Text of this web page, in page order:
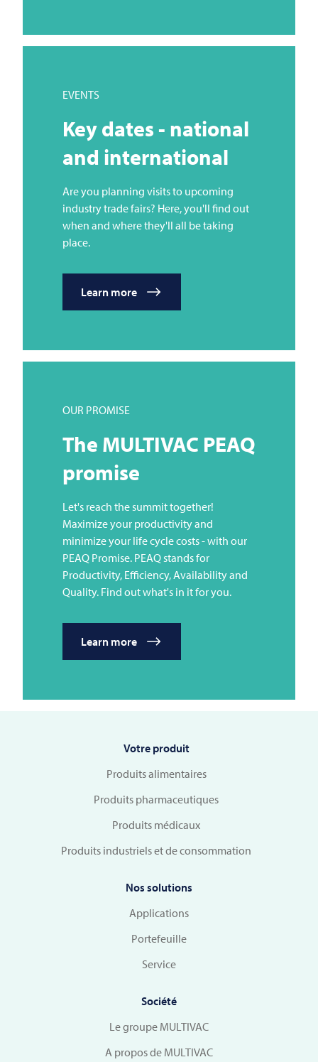
EVENTS
Key dates - national
and international
Are you planning visits to upcoming
industry trade fairs? Here, you'll find out
when and where they'll all be taking
place.
Learn more
OUR PROMISE
The MULTIVAC PEAQ
promise
Let's reach the summit together!
Maximize your productivity and
minimize your life cycle costs - with our
PEAQ Promise. PEAQ stands for
Productivity, Efficiency, Availability and
Quality. Find out what's in it for you.
Learn more
Votre produit
Produits alimentaires
Produits pharmaceutiques
Produits médicaux
Produits industriels et de consommation
Nos solutions
Applications
Portefeuille
Service
Société
Le groupe MULTIVAC
A propos de MULTIVAC